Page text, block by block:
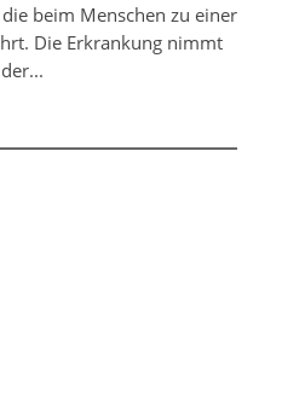
beim Menschen zu einer
Die Erkrankung nimmt